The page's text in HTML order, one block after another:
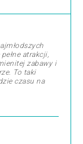
atrakcji,
zabawy i
To taki
czasu na